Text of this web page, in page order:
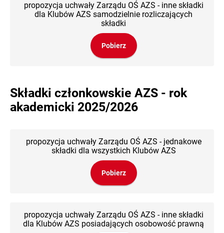
propozycja uchwały Zarządu OŚ AZS - inne składki
dla Klubów AZS samodzielnie rozliczających
składki
Pobierz
Składki członkowskie AZS - rok
akademicki 2025/2026
propozycja uchwały Zarządu OŚ AZS - jednakowe
składki dla wszystkich Klubów AZS
Pobierz
propozycja uchwały Zarządu OŚ AZS - inne składki
dla Klubów AZS posiadających osobowość prawną